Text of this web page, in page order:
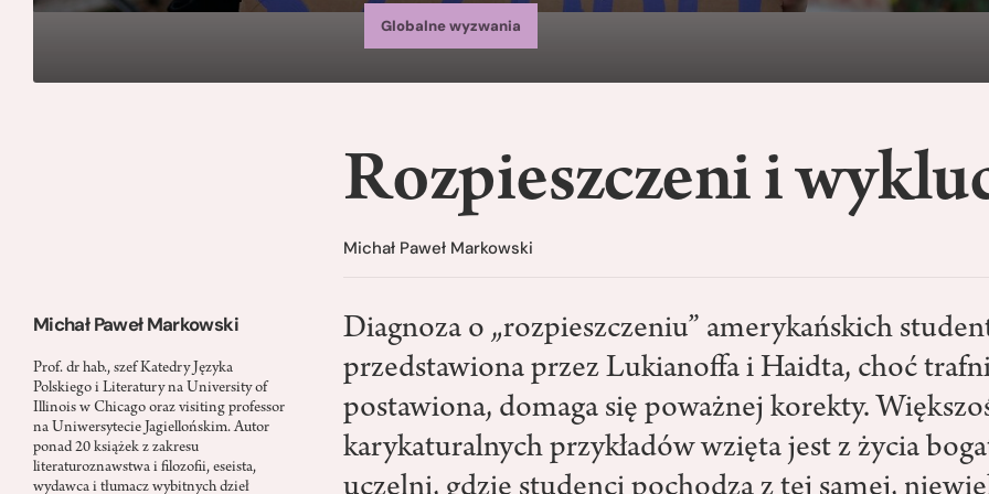
Globalne wyzwania
Michał Paweł Markowski
Prof. dr hab., szef Katedry Języka
Polskiego i Literatury na University of
Illinois w Chicago oraz visiting professor
na Uniwersytecie Jagiellońskim. Autor
ponad 20 książek z zakresu
literaturoznawstwa i filozofii, eseista,
wydawca i tłumacz wybitnych dzieł
Rozpieszczeni i
Michał Paweł Markowski
Diagnoza o „rozpieszczeniu” amerykańskich
przedstawiona przez Lukianoffa i Haidta, choć
postawiona, domaga się poważnej korekty.
karykaturalnych przykładów wzięta jest z życia